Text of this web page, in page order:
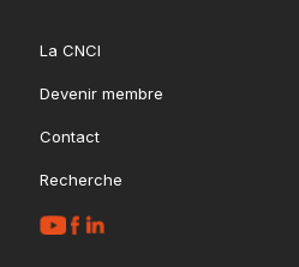
La CNCI
Devenir membre
Contact
Recherche